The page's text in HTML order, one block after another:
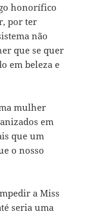
honorífico
por ter
não
que se quer
em beleza e
mulher
em
que um
o nosso
a Miss
seria uma